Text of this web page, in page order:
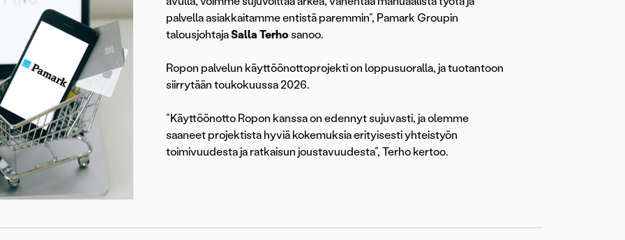
palvella asiakkaitamme entistä paremmin”, Pamark Groupin
talousjohtajaSalla Terho sanoo.
Ropon palvelun käyttöönottoprojekti on loppusuoralla, ja tuotantoon
siirrytään toukokuussa 2026.
”Käyttöönotto Ropon kanssa on edennyt sujuvasti, ja olemme
saaneet projektista hyviä kokemuksia erityisesti yhteistyön
toimivuudesta ja ratkaisun joustavuudesta”, Terho kertoo.